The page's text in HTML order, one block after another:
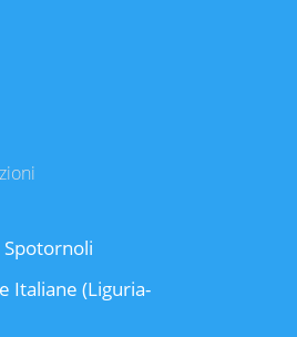
Spotornoli
Italiane (Liguria-